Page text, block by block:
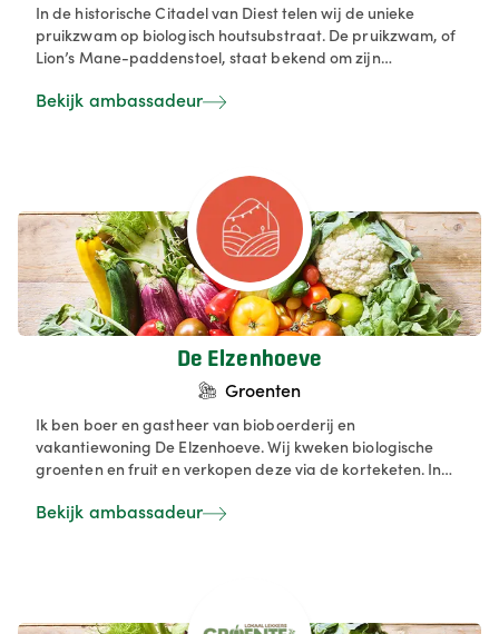
In de historische Citadel van Diest telen wij de unieke
pruikzwam op biologisch houtsubstraat. De pruikzwam, of
Lion’s Mane-paddenstoel, staat bekend om zijn
Perfect om te marineren, bakken en grillen. De verkoop
Bekijk ambassadeur
De Elzenhoeve
Groenten
Ik ben boer en gastheer van bioboerderij en
vakantiewoning De Elzenhoeve. Wij kweken biologische
groenten en fruit en verkopen deze via de korteketen. In
producten rechtstreeks aan de eindklant. In onze
Bekijk ambassadeur